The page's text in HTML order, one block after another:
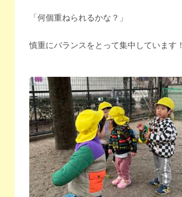
「何個重ねられるかな？」
慎重にバランスをとって集中しています！